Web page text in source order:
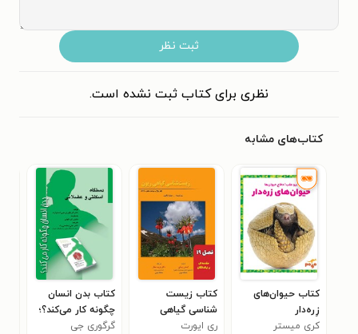
ثبت نظر
نظری برای کتاب ثبت نشده است.
کتاب‌های مشابه
کتاب حیوان‌های
زِره‌دار
کری میستر
کتاب زیست
شناسی گیاهی
ریون؛ جلد دوم
ری ایورت
کتاب بدن انسان
چگونه کار می‌کند؟؛
دستگاه اسکلتی و
گرگوری جی